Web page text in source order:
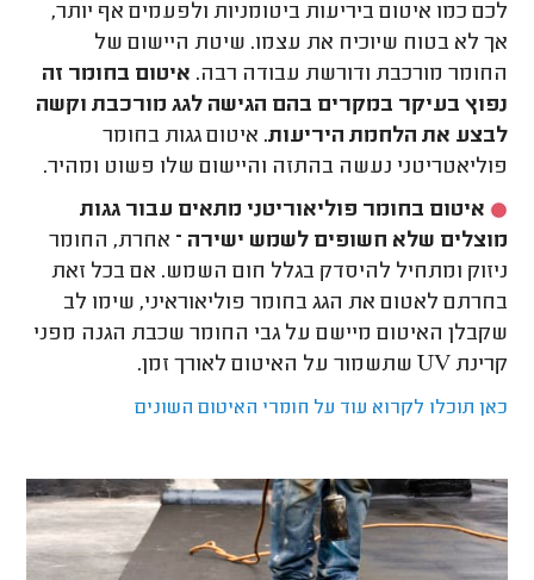
לכם כמו איטום ביריעות ביטומניות ולפעמים אף יותר,
אך לא בטוח שיוכיח את עצמו. שיטת היישום של
החומר מורכבת ודורשת עבודה רבה. איטום בחומר זה
נפוץ בעיקר במקרים בהם הגישה לגג מורכבת וקשה
לבצע את הלחמת היריעות. איטום גגות בחומר
פוליאטריטני נעשה בהתזה והיישום שלו פשוט ומהיר.
איטום בחומר פוליאוריטני מתאים עבור גגות
מוצלים שלא חשופים לשמש ישירה – אחרת, החומר
ניזוק ומתחיל להיסדק בגלל חום השמש. אם בכל זאת
בחרתם לאטום את הגג בחומר פוליאוראיני, שימו לב
שקבלן האיטום מיישם על גבי החומר שכבת הגנה מפני
קרינת UV שתשמור על האיטום לאורך זמן.
כאן תוכלו לקרוא עוד על חומרי האיטום השונים